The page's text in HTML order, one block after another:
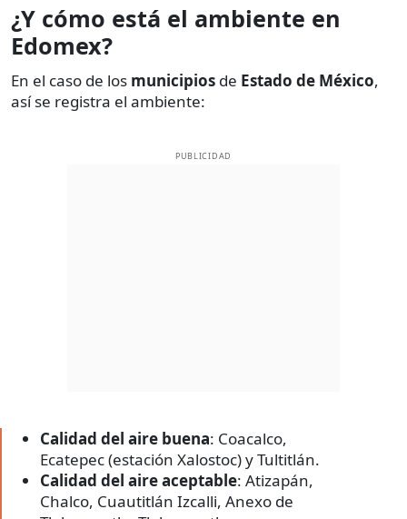
¿Y cómo está el ambiente en
Edomex?
En el caso de los municipios de Estado de México,
así se registra el ambiente:
PUBLICIDAD
Calidad del aire buena: Coacalco,
Ecatepec (estación Xalostoc) y Tultitlán.
Calidad del aire aceptable: Atizapán,
Chalco, Cuautitlán Izcalli, Anexo de